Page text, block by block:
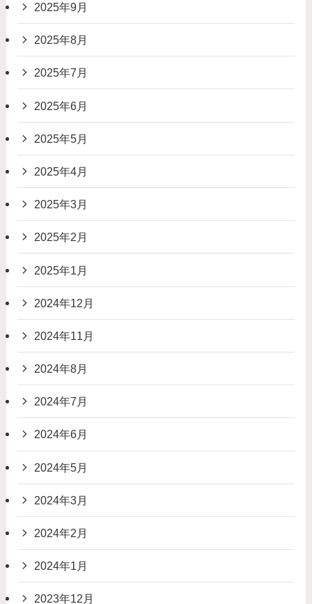
2025年9月
2025年8月
2025年7月
2025年6月
2025年5月
2025年4月
2025年3月
2025年2月
2025年1月
2024年12月
2024年11月
2024年8月
2024年7月
2024年6月
2024年5月
2024年3月
2024年2月
2024年1月
2023年12月